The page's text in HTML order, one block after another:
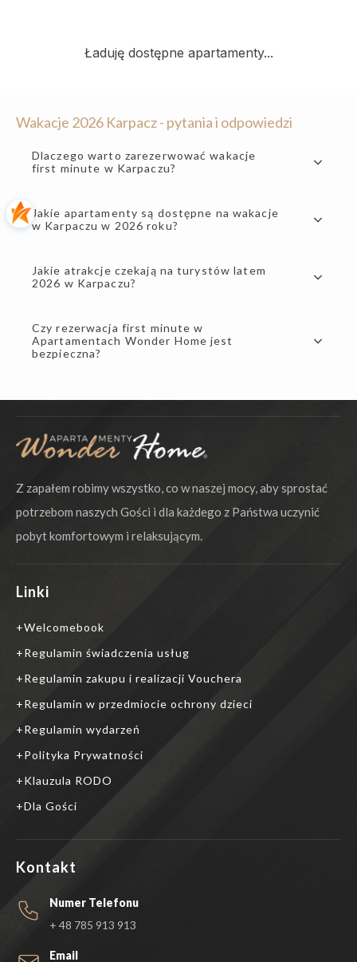
Wakacje 2026 Karpacz - pytania i odpowiedzi
Dlaczego warto zarezerwować wakacje
first minute w Karpaczu?
Jakie apartamenty są dostępne na wakacje
w Karpaczu w 2026 roku?
Jakie atrakcje czekają na turystów latem
2026 w Karpaczu?
Czy rezerwacja first minute w
Apartamentach Wonder Home jest
bezpieczna?
Z zapałem robimy wszystko, co w naszej mocy, aby sprostać
potrzebom naszych Gości i dla każdego z Państwa uczynić
pobyt komfortowym i relaksującym.
Linki
Welcomebook
Regulamin świadczenia usług
Regulamin zakupu i realizacji Vouchera
Regulamin w przedmiocie ochrony dzieci
Regulamin wydarzeń
Polityka Prywatności
Klauzula RODO
Dla Gości
Kontakt
Numer Telefonu
+ 48 785 913 913
Email